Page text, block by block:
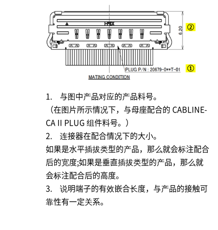
1. 与图中产品对应的产品料号。
（在图片所示情况下，与母座配合的 CABLINE-
CA II PLUG 组件料号。）
2. 连接器在配合情况下的大小。
如果是水平插拔类型的产品，那么就会标注配合
后的宽度;如果是垂直插拔类型的产品，那么就
会标注配合后的高度。
3. 说明端子的有效嵌合长度，与产品的接触可
靠性有一定关系。